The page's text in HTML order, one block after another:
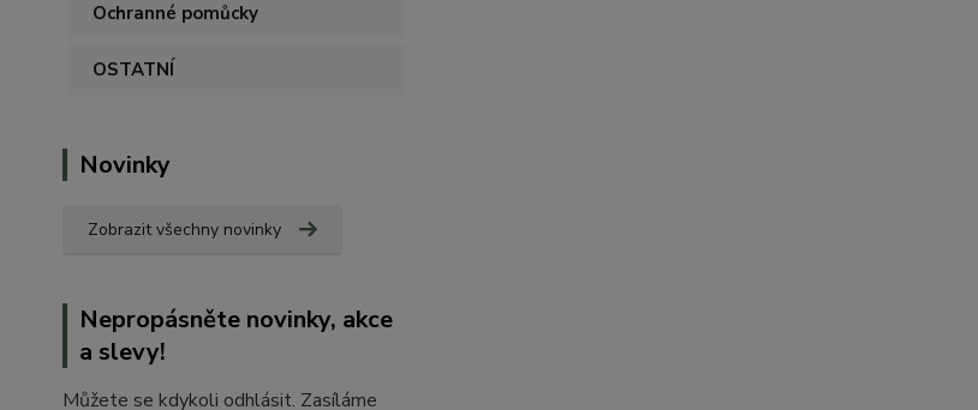
Ochranné pomůcky
OSTATNÍ
Novinky
Zobrazit všechny novinky
Nepropásněte novinky, akce
a slevy!
Můžete se kdykoli odhlásit. Zasíláme